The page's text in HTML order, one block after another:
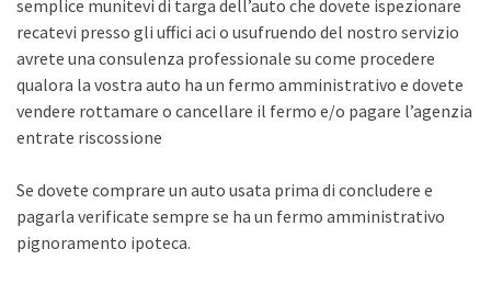
semplice munitevi di targa dell’auto che dovete ispezionare
recatevi presso gli uffici aci o usufruendo del nostro servizio
avrete una consulenza professionale su come procedere
qualora la vostra auto ha un fermo amministrativo e dovete
vendere rottamare o cancellare il fermo e/o pagare l’agenzia
entrate riscossione
Se dovete comprare un auto usata prima di concludere e
pagarla verificate sempre se ha un fermo amministrativo
pignoramento ipoteca.